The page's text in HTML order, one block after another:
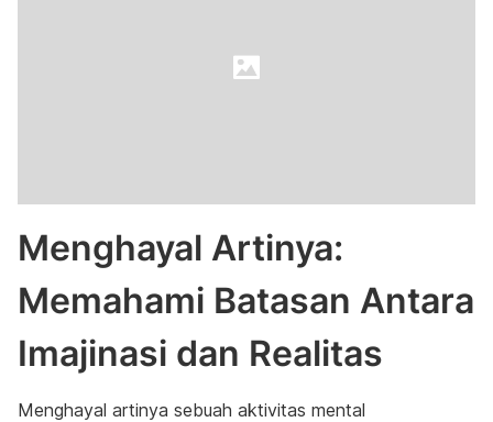
Menghayal Artinya:
Memahami Batasan Antara
Imajinasi dan Realitas
Menghayal artinya sebuah aktivitas mental